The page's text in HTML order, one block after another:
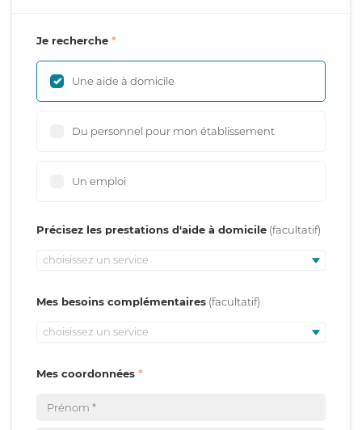
Je recherche
Une aide à domicile
Du personnel pour mon établissement
Un emploi
Précisez les prestations d'aide à domicile
choisissez un service
Mes besoins complémentaires
choisissez un service
Mes coordonnées